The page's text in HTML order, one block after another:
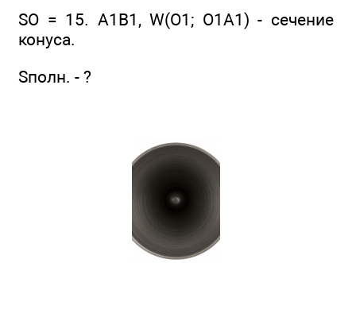
SO = 15. A1B1, W(O1; O1A1) - сечение
конуса.
Sполн. - ?